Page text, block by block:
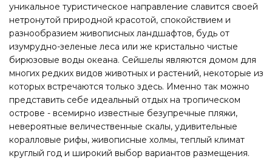
уникальное туристическое направление славится своей
нетронутой природной красотой, спокойствием и
разнообразием живописных ландшафтов, будь от
изумрудно-зеленые леса или же кристально чистые
бирюзовые воды океана. Сейшелы являются домом для
многих редких видов животных и растений, некоторые из
которых встречаются только здесь. Именно так можно
представить себе идеальный отдых на тропическом
острове - всемирно известные безупречные пляжи,
невероятные величественные скалы, удивительные
коралловые рифы, живописные холмы, теплый климат
круглый год и широкий выбор вариантов размещения.